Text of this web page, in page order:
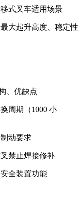
式叉车适用场景
大起升高度、稳定性
、优缺点
周期（1000 小
动要求
禁止焊接修补
全装置功能